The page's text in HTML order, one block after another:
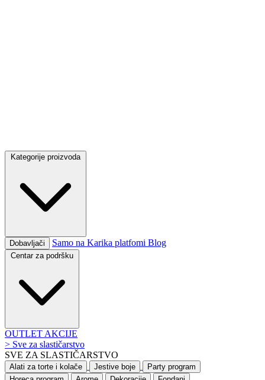
Kategorije proizvoda
Dobavljači Samo na Karika platfomi Blog
Centar za podršku
OUTLET AKCIJE
> Sve za slastičarstvo
SVE ZA SLASTIČARSTVO
Alati za torte i kolače Jestive boje
Party program